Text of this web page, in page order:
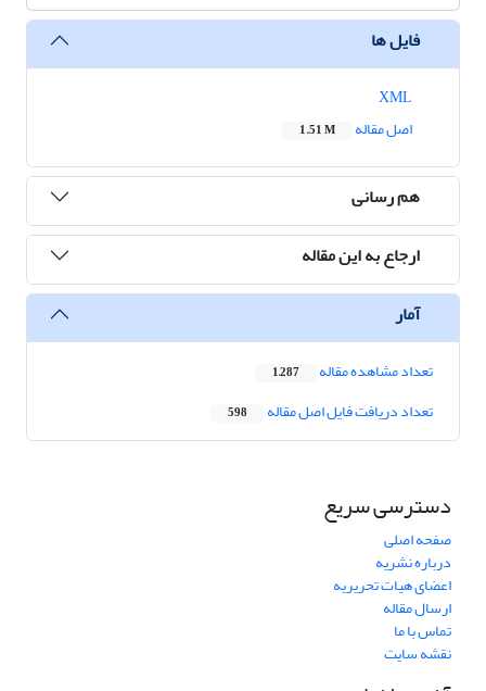
فایل ها
اصل مقاله
1.51 M
هم رسانی
ارجاع به این مقاله
آمار
تعداد مشاهده مقاله 1,287
تعداد دریافت فایل اصل مقاله 598
دسترسی سریع
صفحه اصلی
درباره نشریه
اعضای هیات تحریریه
ارسال مقاله
تماس با ما
نقشه سایت